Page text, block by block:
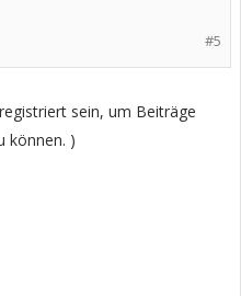
#5
sein, um Beiträge
können. )